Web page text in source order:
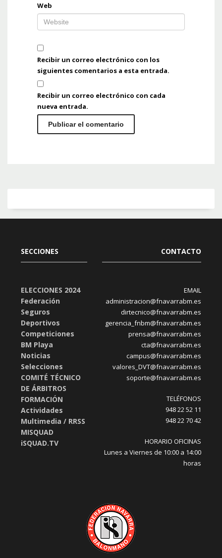
Web
Recibir un correo electrónico con los
siguientes comentarios a esta entrada.
Recibir un correo electrónico con cada
nueva entrada.
SECCIONES
ELECCIONES 2024
Federación
Seguros
Deportivos
Competiciones
BM Playa
Noticias
Selecciones
COMITÉ TÉCNICO
DE ÁRBITROS
FORMACIÓN
Actividades
Multimedia / RRSS
MISQUAD
iSQUAD.TV
CONTACTO
EMAIL
administracion@fnavarrabm.es
dirtecnico@fnavarrabm.es
gerencia_fnbm@fnavarrabm.es
prensa@fnavarrabm.es
cta@fnavarrabm.es
campus@fnavarrabm.es
valores_DVT@fnavarrabm.es
soporte@fnavarrabm.es
TELÉFONOS
948 22 52 11
948 22 70 42
HORARIO OFICINAS
Lunes a Viernes de 10:00 a 14:00
horas